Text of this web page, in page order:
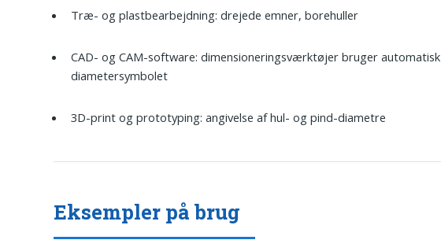
Træ- og plastbearbejdning: drejede emner, borehuller
CAD- og CAM-software: dimensioneringsværktøjer bruger automatisk
diametersymbolet
3D-print og prototyping: angivelse af hul- og pind-diametre
Eksempler på brug